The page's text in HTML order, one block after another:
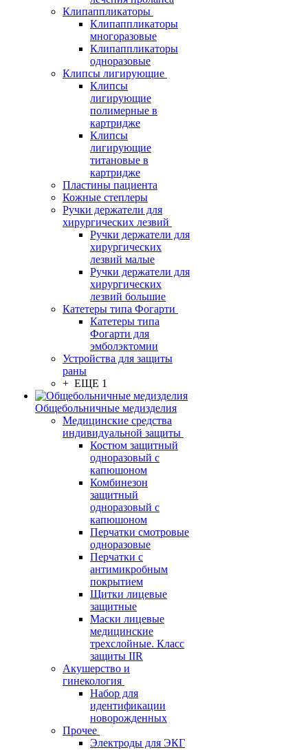
Клипаппликаторы
Клипаппликаторы
многоразовые
Клипаппликаторы
одноразовые
Клипсы лигирующие
Клипсы
лигирующие
полимерные в
картридже
Клипсы
лигирующие
титановые в
картридже
Пластины пациента
Кожные степлеры
Ручки держатели для
хирургических лезвий
Ручки держатели для
хирургических
лезвий малые
Ручки держатели для
хирургических
лезвий большие
Катетеры типа Фогарти
Катетеры типа
Фогарти для
эмболэктомии
Устройства для защиты
раны
+ ЕЩЕ 1
Общебольничные медизделия
Медицинские средства
индивидуальной защиты
Костюм защитный
одноразовый с
капюшоном
Комбинезон
защитный
одноразовый с
капюшоном
Перчатки смотровые
одноразовые
Перчатки с
антимикробным
покрытием
Щитки лицевые
защитные
Маски лицевые
медицинские
трехслойные. Класс
защиты IIR
Акушерство и
гинекология
Набор для
идентификации
новорожденных
Прочее
Электроды для ЭКГ